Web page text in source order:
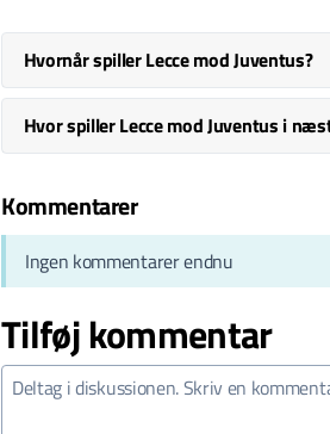
Hvornår spiller Lecce mod Juventus?
Hvor spiller Lecce mod Juventus i
Kommentarer
Ingen kommentarer endnu
Tilføj kommentar